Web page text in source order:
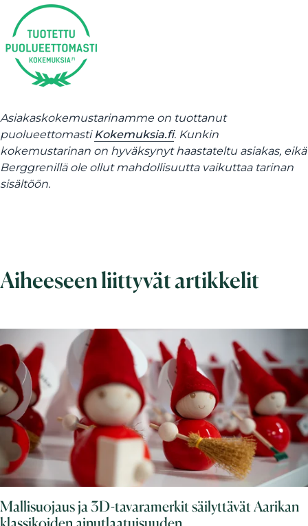
Asiakaskokemustarinamme on tuottanut
puolueettomastiKokemuksia.fi. Kunkin
kokemustarinan on hyväksynyt haastateltu asiakas, eikä
Berggrenillä ole ollut mahdollisuutta vaikuttaa tarinan
sisältöön.
Aiheeseen liittyvät artikkelit
Mallisuojaus ja 3D-tavaramerkit säilyttävät Aarikan